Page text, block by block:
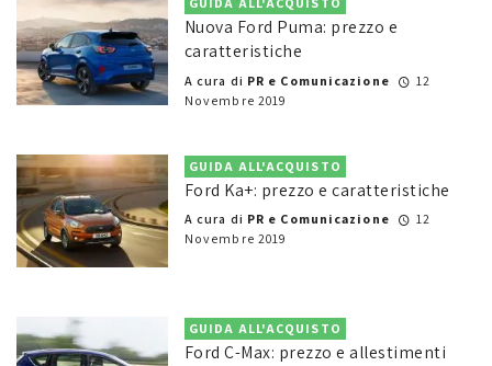
Nuova Ford Puma: prezzo e
caratteristiche
A cura di PR e Comunicazione
12
Novembre 2019
GUIDA ALL'ACQUISTO
Ford Ka+: prezzo e caratteristiche
A cura di PR e Comunicazione
12
Novembre 2019
GUIDA ALL'ACQUISTO
Ford C-Max: prezzo e allestimenti